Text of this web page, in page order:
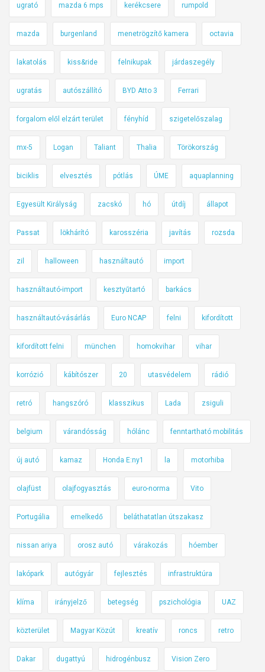
ugrató mazda 6 mps kerékcsere rumpold
mazda burgenland menetrögzítő kamera octavia
lakatolás kiss&ride felnikupak járdaszegély
ugratás autószállító BYD Atto 3 Ferrari
forgalom elől elzárt terület fényhíd szigetelőszalag
mx-5 Logan Taliant Thalia Törökország
biciklis elvesztés pótlás ÚME aquaplanning
Egyesült Királyság zacskó hó útdíj állapot
Passat lökhárító karosszéria javítás rozsda
zil halloween használtautó import
használtautó-import kesztyűtartó barkács
használtautó-vásárlás Euro NCAP felni kifordított
kifordított felni münchen homokvihar vihar
korrózió kábítószer 20 utasvédelem rádió
retró hangszóró klasszikus Lada zsiguli
belgium várandósság hólánc fenntartható mobilitás
új autó kamaz Honda E:ny1 la motorhiba
olajfüst olajfogyasztás euro-norma Vito
Portugália emelkedő beláthatatlan útszakasz
nissan ariya orosz autó várakozás hóember
lakópark autógyár fejlesztés infrastruktúra
klíma irányjelző betegség pszichológia UAZ
közterület Magyar Közút kreatív roncs retro
Dakar dugattyú hidrogénbusz Vision Zero